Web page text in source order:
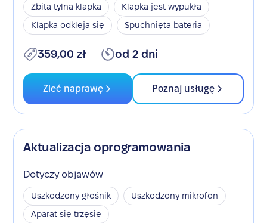
Zbita tylna klapka
Klapka jest wypukła
Klapka odkleja się
Spuchnięta bateria
359,00 zł od 2 dni
Zleć naprawę Poznaj usługę
Aktualizacja oprogramowania
Dotyczy objawów
Uszkodzony głośnik
Uszkodzony mikrofon
Aparat się trzęsie